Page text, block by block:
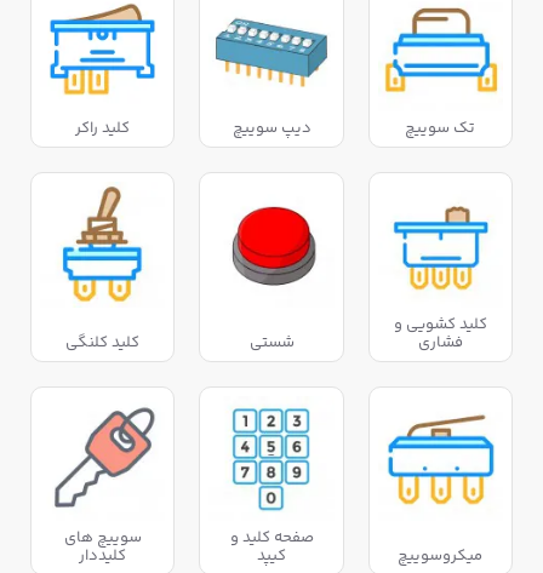
تک سوییچ دیپ سوییچ کلید راکر
کلید کشویی و
فشاری شستی کلید کلنگی
میکروسوییچ
صفحه کلید و
کیپد
سوییچ های
کلیددار